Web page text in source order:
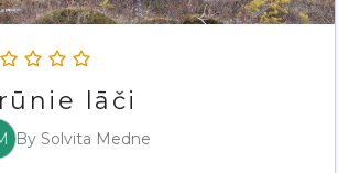
lāči
By Solvita Medne